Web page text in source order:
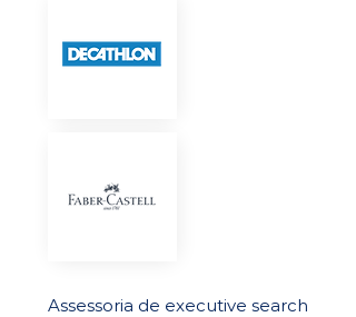
Assessoria de executive search